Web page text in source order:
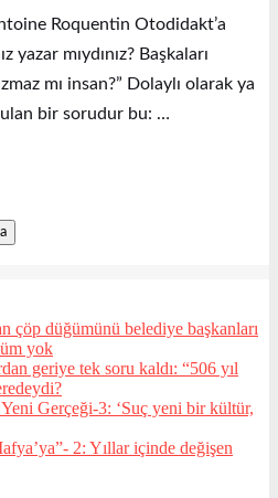
Roquentin Otodidakt’a
yazar mıydınız? Başkaları
mı insan?” Dolaylı olarak ya
bir sorudur bu: …
çöp düğümünü belediye başkanları
yok
geriye tek soru kaldı: “506 yıl
Yeni Gerçeği-3: ‘Suç yeni bir kültür,
2: Yıllar içinde değişen